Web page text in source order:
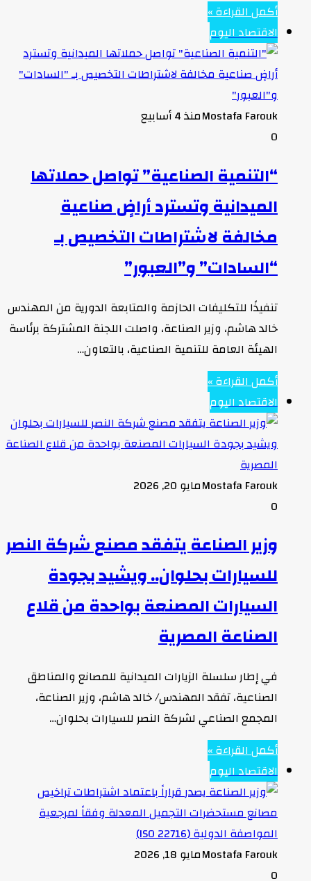
أكمل القراءة »
الاقتصاد اليوم
Mostafa Faroukمنذ 4 أسابيع
0
“التنمية الصناعية” تواصل حملاتها
الميدانية وتسترد أراضٍ صناعية
مخالفة لاشتراطات التخصيص بـ
“السادات” و”العبور”
تنفيذًا للتكليفات الحازمة والمتابعة الدورية من المهندس
خالد هاشم، وزير الصناعة، واصلت اللجنة المشتركة برئاسة
الهيئة العامة للتنمية الصناعية، بالتعاون…
أكمل القراءة »
الاقتصاد اليوم
Mostafa Faroukمايو 20, 2026
0
وزير الصناعة يتفقد مصنع شركة النصر
للسيارات بحلوان.. ويشيد بجودة
السيارات المصنعة بواحدة من قلاع
الصناعة المصرية
في إطار سلسلة الزيارات الميدانية للمصانع والمناطق
الصناعية، تفقد المهندس/ خالد هاشم، وزير الصناعة،
المجمع الصناعي لشركة النصر للسيارات بحلوان…
أكمل القراءة »
الاقتصاد اليوم
Mostafa Faroukمايو 18, 2026
0